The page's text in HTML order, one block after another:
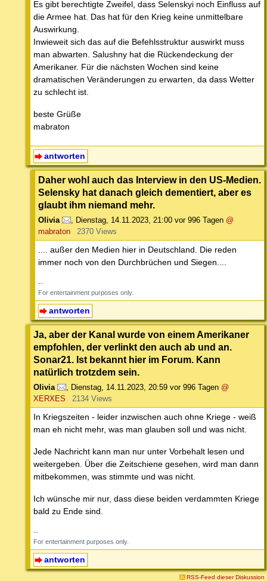
Es gibt berechtigte Zweifel, dass Selenskyi noch Einfluss auf
die Armee hat. Das hat für den Krieg keine unmittelbare
Auswirkung.
Inwieweit sich das auf die Befehlsstruktur auswirkt muss
man abwarten. Salushny hat die Rückendeckung der
Amerikaner. Für die nächsten Wochen sind keine
dramatischen Veränderungen zu erwarten, da dass Wetter
zu schlecht ist.
beste Grüße
mabraton
antworten
Daher wohl auch das Interview in den US-Medien.
Selensky hat danach gleich dementiert, aber es
glaubt ihm niemand mehr.
Olivia , Dienstag, 14.11.2023, 21:00 vor 996 Tagen @
mabraton
2370 Views
.... außer den Medien hier in Deutschland. Die reden
immer noch von den Durchbrüchen und Siegen....
--
For entertainment purposes only.
antworten
Ja, aber der Kanal wurde von einem Amerikaner
empfohlen, der verlinkt den auch ab und an.
Sonar21. Ist bekannt hier im Forum. Kann
natürlich trotzdem sein.
Olivia , Dienstag, 14.11.2023, 20:59 vor 996 Tagen @
XERXES
2134 Views
In Kriegszeiten - leider inzwischen auch ohne Kriege - weiß
man eh nicht mehr, was man glauben soll und was nicht.
Jede Nachricht kann man nur unter Vorbehalt lesen und
weitergeben. Über die Zeitschiene gesehen, wird man dann
mitbekommen, was stimmte und was nicht.
Ich wünsche mir nur, dass diese beiden verdammten Kriege
bald zu Ende sind.
--
For entertainment purposes only.
antworten
RSS-Feed dieser Diskussion